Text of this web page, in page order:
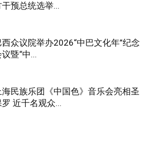
干预总统选举...
西众议院举办2026“中巴文化年”纪念
暨“中...
海民族乐团《中国色》音乐会亮相圣
罗 近千名观众...